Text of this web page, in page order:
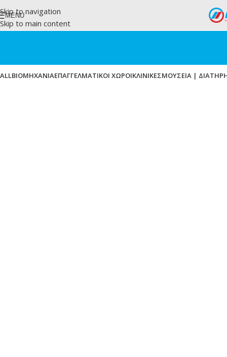
Skip to navigation
Skip to main content
MENU
ALLΒΙΟΜΗΧΑΝΙΑΕΠΑΓΓΕΛΜΑΤΙΚΟΙ ΧΩΡΟΙΚΛΙΝΙΚΕΣΜΟΥΣΕΙΑ |